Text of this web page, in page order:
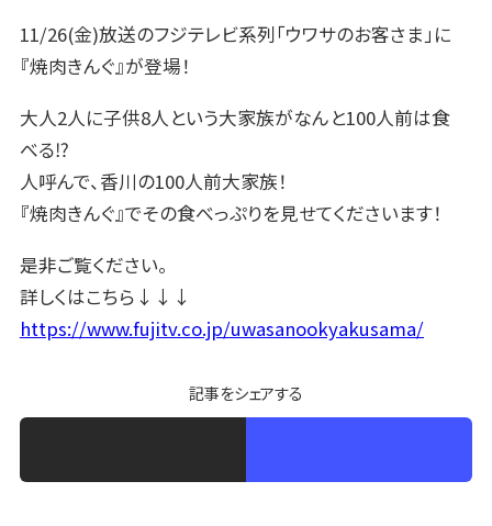
11/26(金)放送のフジテレビ系列「ウワサのお客さま」に
『焼肉きんぐ』が登場！
大人2人に子供8人という大家族がなんと100人前は食
べる⁉︎
人呼んで、香川の100人前大家族！
『焼肉きんぐ』でその食べっぷりを見せてくださいます！
是非ご覧ください。
詳しくはこちら↓↓↓
https://www.fujitv.co.jp/uwasanookyakusama/
記事をシェアする